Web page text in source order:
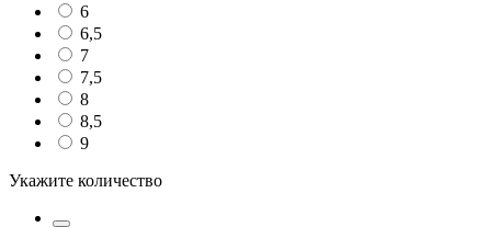
6
6,5
7
7,5
8
8,5
9
Укажите количество